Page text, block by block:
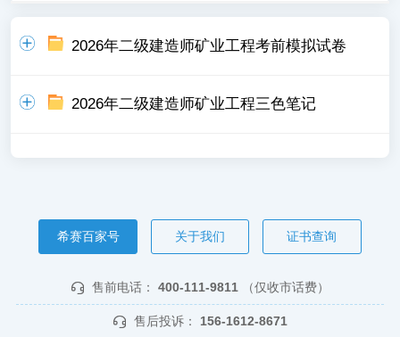
2026年二级建造师矿业工程考前模拟试卷
2026年二级建造师矿业工程三色笔记
希赛百家号 关于我们 证书查询
售前电话： 400-111-9811 （仅收市话费）
售后投诉： 156-1612-8671